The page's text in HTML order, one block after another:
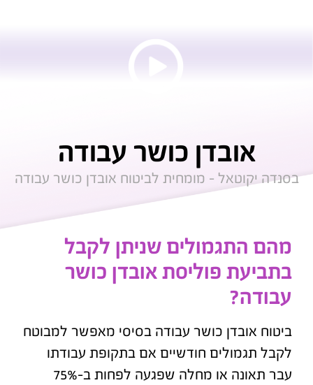
אובדן כושר עבודה
בסנדה יקוטאל - מומחית לביטוח אובדן כושר עבודה
מהם התגמולים שניתן לקבל
בתביעת פוליסת אובדן כושר
עבודה?
ביטוח אובדן כושר עבודה בסיסי מאפשר למבוטח
לקבל תגמולים חודשיים אם בתקופת עבודתו
עבר תאונה או מחלה שפגעה לפחות ב-75%